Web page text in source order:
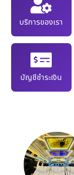
บริการของเรา
บัญชีชำระเงิน